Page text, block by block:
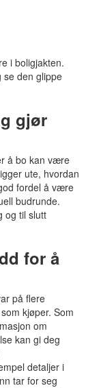
i boligjakten.
se den glippe
gjør
å bo kan være
ute, hvordan
fordel å være
budrunde.
og til slutt
for å
på flere
kjøper. Som
om
kan gi deg
detaljer i
tar for seg